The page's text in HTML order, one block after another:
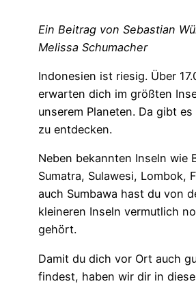
Ein Beitrag von Sebastian
Melissa Schumacher
Indonesien ist riesig. Über
erwarten dich im größten
unserem Planeten. Da gibt
zu entdecken.
Neben bekannten Inseln wie
Sumatra, Sulawesi, Lombok,
auch Sumbawa hast du von
kleineren Inseln vermutlich
gehört.
Damit du dich vor Ort auch
findest, haben wir dir in